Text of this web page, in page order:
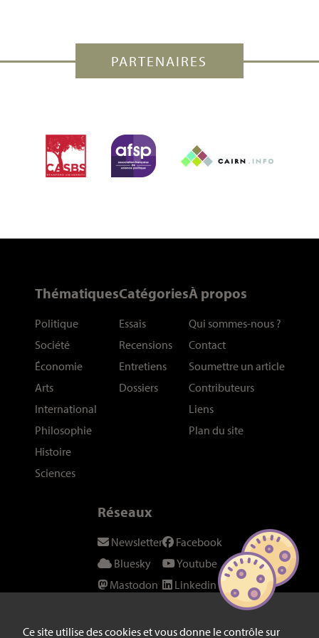
Ce site utilise des cookies et vous donne le contrôle sur
PARTENAIRES
Thématiques
Politique
Société
Économie
Arts
International
Philosophie
Histoire
Sciences
Catégories
Essais
Recensions
Entretiens
Dossiers
À propos
Qui sommes-nous ?
Contact
Soumettre un article
Contributeurs
Liens
Plan du site
Réseaux
Newsletter
Bluesky
Mastodon
Instagram
Facebook
Youtube
Linkedin
Fil RSS